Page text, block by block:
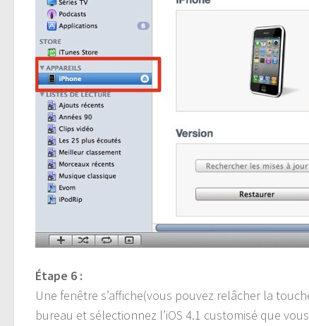
Étape 6 :
Une fenêtre s’affiche(vous pouvez relâcher la
bureau et sélectionnez l’iOS 4.1 customisé que